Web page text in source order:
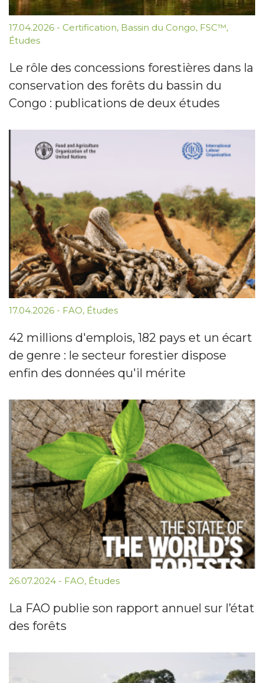
17.04.2026 - Certification, Bassin du Congo, FSC™,
Études
Le rôle des concessions forestières dans la
conservation des forêts du bassin du
Congo : publications de deux études
17.04.2026 - FAO, Études
42 millions d'emplois, 182 pays et un écart
de genre : le secteur forestier dispose
enfin des données qu'il mérite
26.07.2024 - FAO, Études
La FAO publie son rapport annuel sur l’état
des forêts